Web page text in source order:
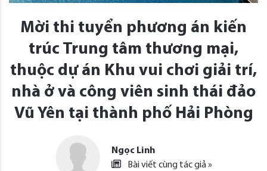
Mời thi tuyển phương án kiến
trúc Trung tâm thương mại,
thuộc dự án Khu vui chơi giải trí,
nhà ở và công viên sinh thái đảo
Vũ Yên tại thành phố Hải Phòng
Ngọc Linh
Bài viết cùng tác giả »